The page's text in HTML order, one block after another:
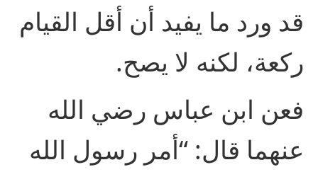
قد ورد ما يفيد أن أقل القيام
ركعة، لكنه لا يصح.
فعن ابن عباس رضي الله
عنهما قال: “أمر رسول الله